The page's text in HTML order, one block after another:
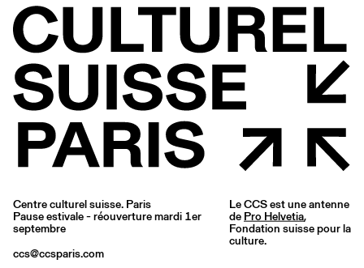
Centre culturel suisse. Paris
Pause estivale - réouverture mardi 1er
septembre
ccs@ccsparis.com
Le CCS est une antenne
de Pro Helvetia,
Fondation suisse pour la
culture.